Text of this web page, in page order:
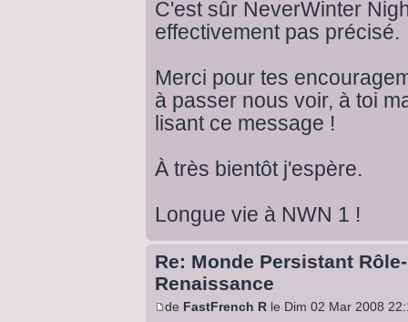
C'est sûr NeverWinter
effectivement pas précisé.
Merci pour tes
à passer nous voir, à toi
lisant ce message !
À très bientôt j'espère.
Longue vie à NWN 1 !
Re: Monde Persistant
Renaissance
de FastFrench R le Dim 02 Mar 2008